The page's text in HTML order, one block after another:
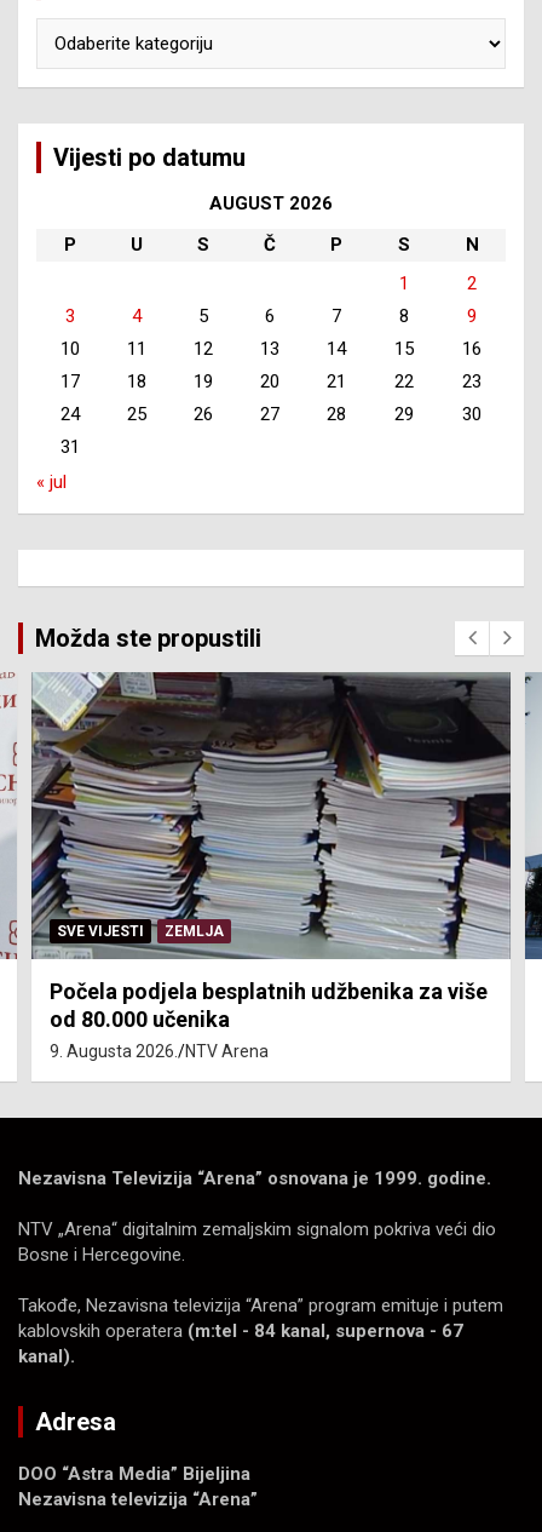
Vijesti po datumu
AUGUST 2026
P
U S Č P S
N
1
2
3
4 5 6 7 8
9
10
11 12 13 14 15
16
17
18 19 20 21 22
23
24
25 26 27 28 29
30
31
« jul
Možda ste propustili
SVE VIJESTI ZEMLJA
Ugovorene investicije za tri godine 7,4
milijarde KM
9. Augusta 2026. NTV Arena
Nezavisna Televizija “Arena” osnovana je 1999. godine.
NTV „Arena“ digitalnim zemaljskim signalom pokriva veći dio
Bosne i Hercegovine.
Takođe, Nezavisna televizija “Arena” program emituje i putem
kablovskih operatera (m:tel - 84 kanal, supernova - 67
kanal).
Adresa
DOO “Astra Media” Bijeljina
Nezavisna televizija “Arena”